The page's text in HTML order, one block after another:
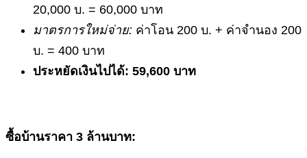
20,000 บ. = 60,000 บาท
มาตรการใหม่จ่าย: ค่าโอน 200 บ. + ค่าจำนอง 200
บ. = 400 บาท
ประหยัดเงินไปได้: 59,600 บาท
ซื้อบ้านราคา 3 ล้านบาท: